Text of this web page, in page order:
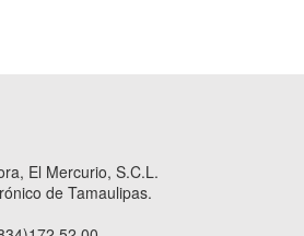
El Mercurio, S.C.L.
de Tamaulipas.